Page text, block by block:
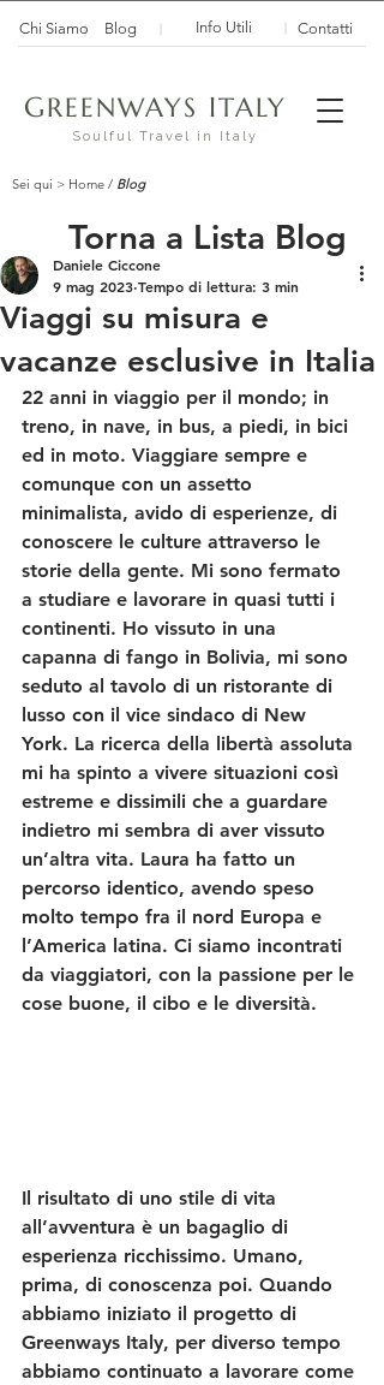
GREENWAYS ITALY
Soulful Travel in Italy
Info Utili
Chi Siamo Contatti
Blog
Sei qui > Home / Blog
Viaggi su misura e
vacanze esclusive in Italia
Daniele Ciccone
9 mag 2023 Tempo di lettura: 3 min
22 anni in viaggio per il mondo; in
treno, in nave, in bus, a piedi, in bici
ed in moto. Viaggiare sempre e
comunque con un assetto
minimalista, avido di esperienze, di
conoscere le culture attraverso le
storie della gente. Mi sono fermato
a studiare e lavorare in quasi tutti i
continenti. Ho vissuto in una
capanna di fango in Bolivia, mi sono
seduto al tavolo di un ristorante di
lusso con il vice sindaco di New
York. La ricerca della libertà assoluta
mi ha spinto a vivere situazioni così
estreme e dissimili che a guardare
indietro mi sembra di aver vissuto
un’altra vita. Laura ha fatto un
percorso identico, avendo speso
molto tempo fra il nord Europa e
l’America latina. Ci siamo incontrati
da viaggiatori, con la passione per le
cose buone, il cibo e le diversità.
Il risultato di uno stile di vita
all’avventura è un bagaglio di
esperienza ricchissimo. Umano,
prima, di conoscenza poi. Quando
abbiamo iniziato il progetto di
Greenways Italy, per diverso tempo
abbiamo continuato a lavorare come
Torna a Lista Blog